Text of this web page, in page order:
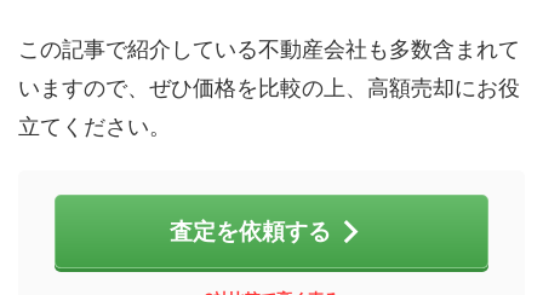
この記事で紹介している不動産会社も多数含まれて
いますので、ぜひ価格を比較の上、高額売却にお役
立てください。
査定を依頼する